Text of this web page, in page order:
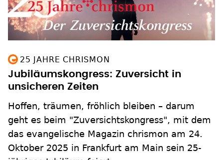
25 JAHRE CHRISMON
Jubiläumskongress: Zuversicht in
unsicheren Zeiten
Hoffen, träumen, fröhlich bleiben – darum
geht es beim "Zuversichtskongress", mit dem
das evangelische Magazin chrismon am 24.
Oktober 2025 in Frankfurt am Main sein 25-